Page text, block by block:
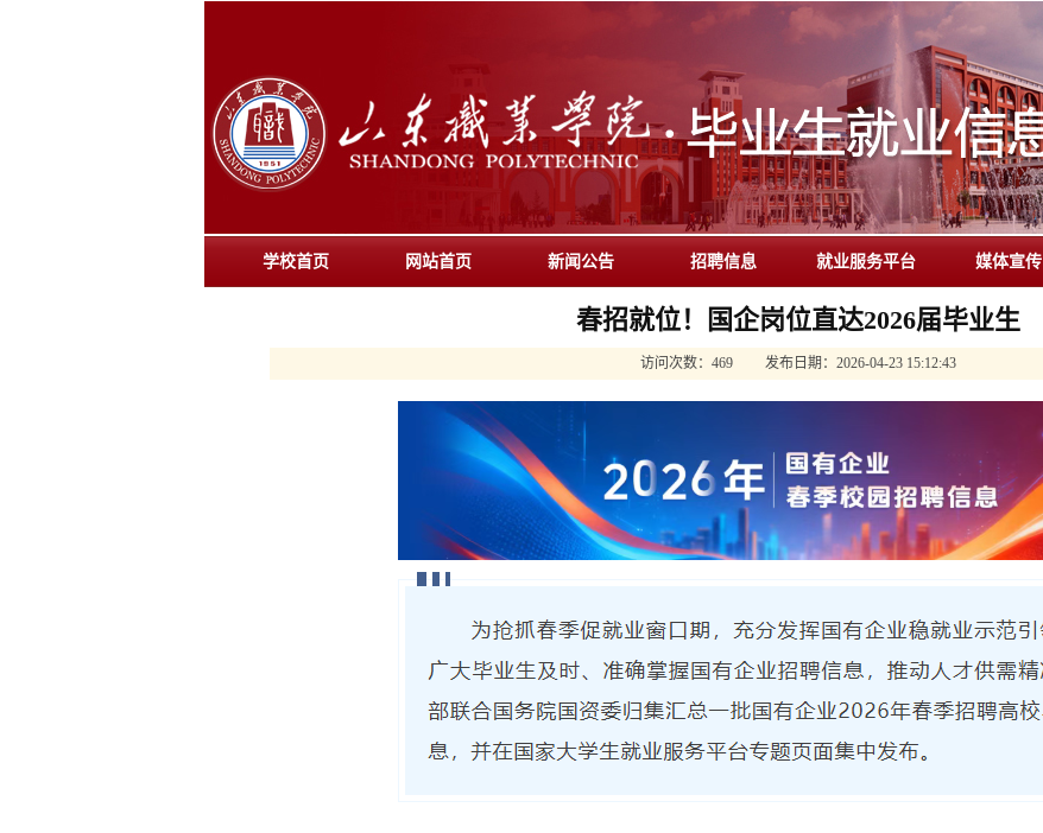
学校首页 网站首页 新闻公告 招聘信息 就业服务平台 媒体宣传
春招就位！国企岗位直达2026届毕业生
访问次数： 469 发布日期： 2026-04-23 15:12:43